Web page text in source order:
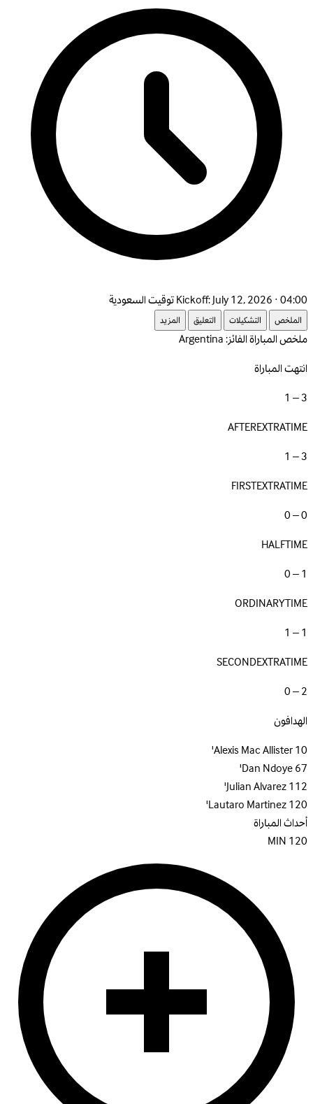
Kickoff:July 12, 2026 · 04:00 توقيت السعودية
الملخص التشكيلات التعليق المزيد
ملخص المباراةالفائز: Argentina
انتهت المباراة
3 – 1
AFTEREXTRATIME
3 – 1
FIRSTEXTRATIME
0 – 0
HALFTIME
1 – 0
ORDINARYTIME
1 – 1
SECONDEXTRATIME
2 – 0
الهدافون
Alexis Mac Allister10'
Dan Ndoye67'
Julian Alvarez112'
Lautaro Martinez120'
أحداث المباراة
120
MIN